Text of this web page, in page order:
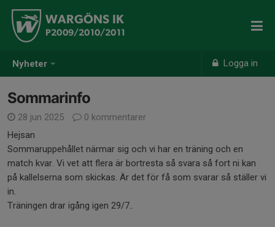
Nyheter Logga in
WARGÖNS IK
P2009/2010/2011
Sommarinfo
28 jun 2025
0 kommentarer
Hejsan
Sommaruppehållet närmar sig och vi har en träning och en
match kvar. Vi vet att flera är bortresta så svara så fort ni kan
på kallelserna som skickas. Är det för få som svarar så ställer vi
in.
Träningen drar igång igen 29/7..